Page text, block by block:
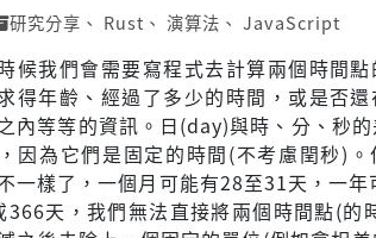
研究分享 、 Rust 、 演算法 、 JavaScript
候我們會需要寫程式去計算兩個時間點
得年齡、經過了多少的時間，或是否還
內等等的資訊。日(day)與時、分、秒
因為它們是固定的時間(不考慮閏秒)。
一樣了，一個月可能有28至31天，一年
366天，我們無法直接將兩個時間點(的